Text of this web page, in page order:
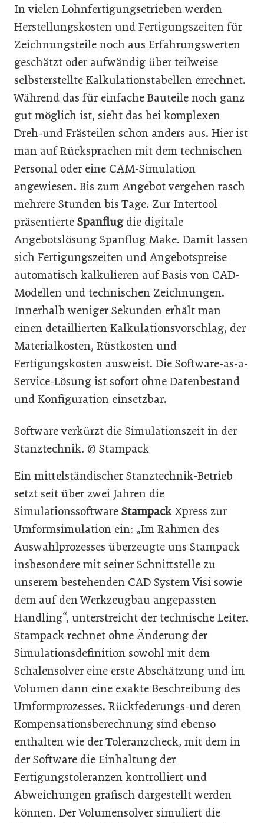
In vielen Lohnfertigungsetrieben werden
Herstellungskosten und Fertigungszeiten für
Zeichnungsteile noch aus Erfahrungswerten
geschätzt oder aufwändig über teilweise
selbsterstellte Kalkulationstabellen errechnet.
Während das für einfache Bauteile noch ganz
gut möglich ist, sieht das bei komplexen
Dreh-und Frästeilen schon anders aus. Hier ist
man auf Rücksprachen mit dem technischen
Personal oder eine CAM-Simulation
angewiesen. Bis zum Angebot vergehen rasch
mehrere Stunden bis Tage. Zur Intertool
präsentierte Spanflugdie digitale
Angebotslösung Spanflug Make. Damit lassen
sich Fertigungszeiten und Angebotspreise
automatisch kalkulieren auf Basis von CAD-
Modellen und technischen Zeichnungen.
Innerhalb weniger Sekunden erhält man
einen detaillierten Kalkulationsvorschlag, der
Materialkosten, Rüstkosten und
Fertigungskosten ausweist. Die Software-as-a-
Service-Lösung ist sofort ohne Datenbestand
und Konfiguration einsetzbar.
Software verkürzt die Simulationszeit in der
Stanztechnik. © Stampack
Ein mittelständischer Stanztechnik-Betrieb
setzt seit über zwei Jahren die
Simulationssoftware StampackXpress zur
Umformsimulation ein: „Im Rahmen des
Auswahlprozesses überzeugte uns Stampack
insbesondere mit seiner Schnittstelle zu
unserem bestehenden CAD System Visi sowie
dem auf den Werkzeugbau angepassten
Handling“, unterstreicht der technische Leiter.
Stampack rechnet ohne Änderung der
Simulationsdefinition sowohl mit dem
Schalensolver eine erste Abschätzung und im
Volumen dann eine exakte Beschreibung des
Umformprozesses. Rückfederungs-und deren
Kompensationsberechnung sind ebenso
enthalten wie der Toleranzcheck, mit dem in
der Software die Einhaltung der
Fertigungstoleranzen kontrolliert und
Abweichungen grafisch dargestellt werden
können. Der Volumensolver simuliert die